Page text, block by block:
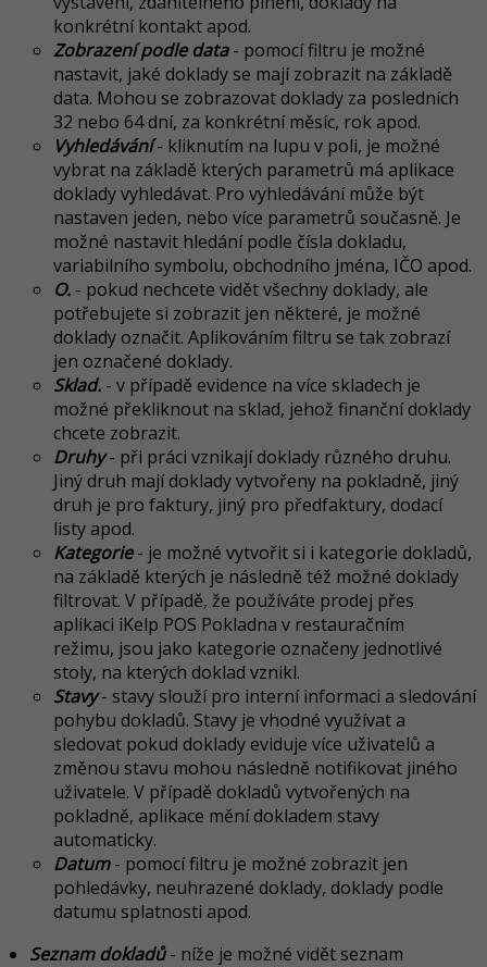
konkrétní kontakt apod.
Zobrazení podle data- pomocí filtru je možné
nastavit, jaké doklady se mají zobrazit na základě
data. Mohou se zobrazovat doklady za posledních
32 nebo 64 dní, za konkrétní měsíc, rok apod.
Vyhledávání- kliknutím na lupu v poli, je možné
vybrat na základě kterých parametrů má aplikace
doklady vyhledávat. Pro vyhledávání může být
nastaven jeden, nebo více parametrů současně. Je
možné nastavit hledání podle čísla dokladu,
variabilního symbolu, obchodního jména, IČO apod.
O. - pokud nechcete vidět všechny doklady, ale
potřebujete si zobrazit jen některé, je možné
doklady označit. Aplikováním filtru se tak zobrazí
jen označené doklady.
Sklad. - v případě evidence na více skladech je
možné překliknout na sklad, jehož finanční doklady
chcete zobrazit.
Druhy- při práci vznikají doklady různého druhu.
Jiný druh mají doklady vytvořeny na pokladně, jiný
druh je pro faktury, jiný pro předfaktury, dodací
listy apod.
Kategorie- je možné vytvořit si i kategorie dokladů,
na základě kterých je následně též možné doklady
filtrovat. V případě, že používáte prodej přes
aplikaci iKelp POS Pokladna v restauračním
režimu, jsou jako kategorie označeny jednotlivé
stoly, na kterých doklad vznikl.
Stavy- stavy slouží pro interní informaci a sledování
pohybu dokladů. Stavy je vhodné využívat a
sledovat pokud doklady eviduje více uživatelů a
změnou stavu mohou následně notifikovat jiného
uživatele. V případě dokladů vytvořených na
pokladně, aplikace mění dokladem stavy
automaticky.
Datum- pomocí filtru je možné zobrazit jen
pohledávky, neuhrazené doklady, doklady podle
datumu splatnosti apod.
Seznam dokladů- níže je možné vidět seznam